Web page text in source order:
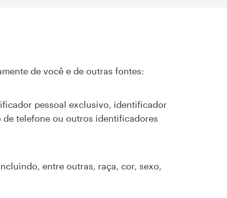
de você e de outras fontes:
pessoal exclusivo, identificador
telefone ou outros identificadores
entre outras, raça, cor, sexo,